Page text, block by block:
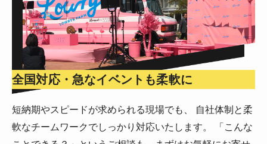
全国対応・急なイベントも柔軟に
短納期やスピードが求められる現場でも、 自社体制と柔
軟なチームワークでしっかり対応いたします。 「こんな